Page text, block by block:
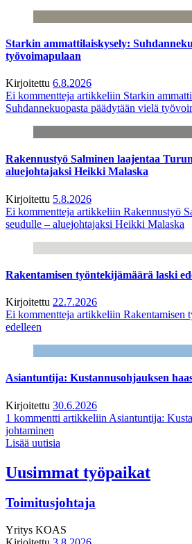
Starkin ammattilaiskysely:
työvoimapulaan
Kirjoitettu 6.8.2026
Ei kommentteja artikkeliin Starkin
Suhdannekuopasta päädytään vielä
Rakennustyö Salminen laajentaa
aluejohtajaksi Heikki Malaska
Kirjoitettu 5.8.2026
Ei kommentteja artikkeliin Rakennustyö
seudulle – aluejohtajaksi Heikki Malaska
Rakentamisen työntekijämäärä laski
Kirjoitettu 22.7.2026
Ei kommentteja artikkeliin Rakentamisen
edelleen
Asiantuntija: Kustannusohjauksen
Kirjoitettu 30.6.2026
1 kommentti artikkeliin Asiantuntija:
johtaminen
Lisää uutisia
Uusimmat työpaikat
Toimitusjohtaja
Yritys KOAS